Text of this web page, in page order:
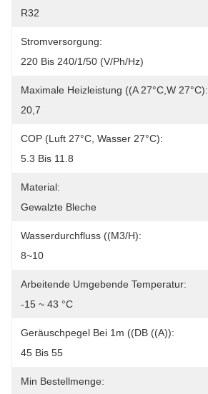
R32
Stromversorgung:
220 Bis 240/1/50 (V/Ph/Hz)
Maximale Heizleistung ((A 27°C,W 27°C):
20,7
COP (Luft 27°C, Wasser 27°C):
5.3 Bis 11.8
Material:
Gewalzte Bleche
Wasserdurchfluss ((m3/h):
8~10
Arbeitende Umgebende Temperatur:
-15 ~ 43 °C
Geräuschpegel Bei 1m ((dB ((A)):
45 Bis 55
Min Bestellmenge: